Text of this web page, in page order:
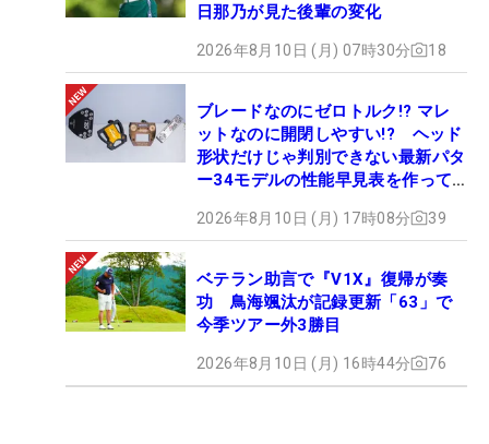
日那乃が見た後輩の変化
2026年8月10日 (月) 07時30分 18
ブレードなのにゼロトルク!? マレ
ットなのに開閉しやすい!? ヘッド
形状だけじゃ判別できない最新パタ
ー34モデルの性能早見表を作って
2026年8月10日 (月) 17時08分 39
ベテラン助言で『V1X』復帰が奏
功 鳥海颯汰が記録更新「63」で
今季ツアー外3勝目
2026年8月10日 (月) 16時44分 76